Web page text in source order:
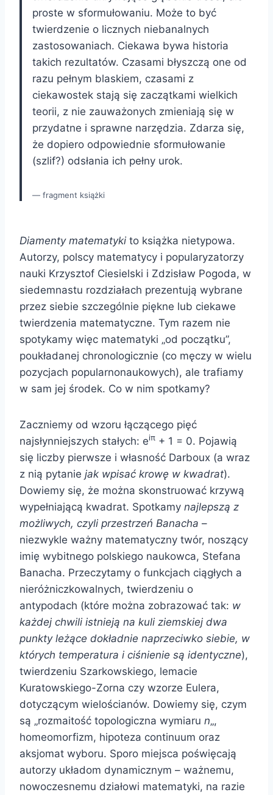
proste w sformułowaniu. Może to być
twierdzenie o licznych niebanalnych
zastosowaniach. Ciekawa bywa historia
takich rezultatów. Czasami błyszczą one od
razu pełnym blaskiem, czasami z
ciekawostek stają się zaczątkami wielkich
teorii, z nie zauważonych zmieniają się w
przydatne i sprawne narzędzia. Zdarza się,
że dopiero odpowiednie sformułowanie
(szlif?) odsłania ich pełny urok.
fragment książki
Diamenty matematyki to książka nietypowa.
Autorzy, polscy matematycy i popularyzatorzy
nauki Krzysztof Ciesielski i Zdzisław Pogoda, w
siedemnastu rozdziałach prezentują wybrane
przez siebie szczególnie piękne lub ciekawe
twierdzenia matematyczne. Tym razem nie
spotykamy więc matematyki „od początku”,
poukładanej chronologicznie (co męczy w wielu
pozycjach popularnonaukowych), ale trafiamy
w sam jej środek. Co w nim spotkamy?
Zaczniemy od wzoru łączącego pięć
najsłynniejszych stałych: eiπ + 1 = 0. Pojawią
się liczby pierwsze i własność Darboux (a wraz
z nią pytanie jak wpisać krowę w kwadrat).
Dowiemy się, że można skonstruować krzywą
wypełniającą kwadrat. Spotkamy najlepszą z
możliwych, czyli przestrzeń Banacha –
niezwykle ważny matematyczny twór, noszący
imię wybitnego polskiego naukowca, Stefana
Banacha. Przeczytamy o funkcjach ciągłych a
nieróżniczkowalnych, twierdzeniu o
antypodach (które można zobrazować tak: w
każdej chwili istnieją na kuli ziemskiej dwa
punkty leżące dokładnie naprzeciwko siebie, w
których temperatura i ciśnienie są identyczne),
twierdzeniu Szarkowskiego, lemacie
Kuratowskiego-Zorna czy wzorze Eulera,
dotyczącym wielościanów. Dowiemy się, czym
są „rozmaitość topologiczna wymiaru n„,
homeomorfizm, hipoteza continuum oraz
aksjomat wyboru. Sporo miejsca poświęcają
autorzy układom dynamicznym – ważnemu,
nowoczesnemu działowi matematyki, na razie